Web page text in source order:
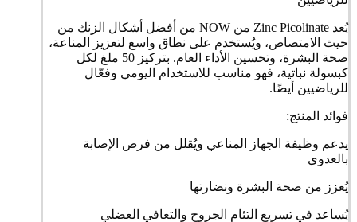
يُعد Zinc Picolinate من NOW من أفضل أشكال الزنك من
حيث الامتصاص، ويُستخدم على نطاق واسع لتعزيز المناعة،
صحة البشرة، وتحسين الأداء العام. بتركيز 50 ملغ لكل
كبسولة نباتية، فهو مناسب للاستخدام اليومي وفعّال
للرياضيين أيضًا.
فوائد المنتج:
يدعم وظيفة الجهاز المناعي ويُقلل من فرص الإصابة
بالعدوى
يُعزز من صحة البشرة ونضارتها
يُساعد في تسريع التئام الجروح والتعافي العضلي